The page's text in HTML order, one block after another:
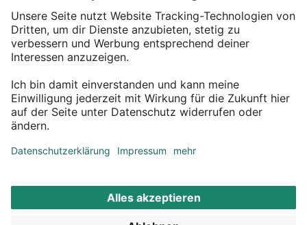
Service
Über DEPOT
Kontakt
Aktionsbedingungen